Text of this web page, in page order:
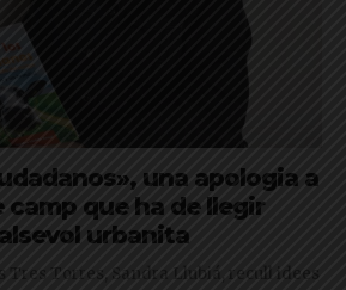
una apologia a
camp que ha de llegir
urbanita
Tres Torres, Sandra Llubiá, recull idees